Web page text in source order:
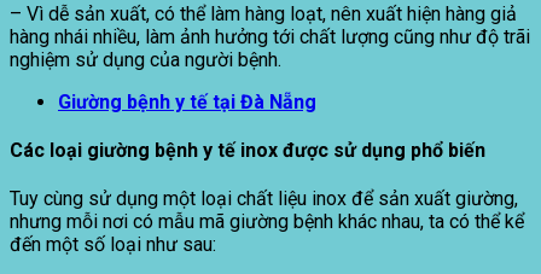
– Vì dễ sản xuất, có thể làm hàng loạt, nên xuất hiện hàng giả
hàng nhái nhiều, làm ảnh hưởng tới chất lượng cũng như độ trãi
nghiệm sử dụng của người bệnh.
Giường bệnh y tế tại Đà Nẵng
Các loại giường bệnh y tế inox được sử dụng phổ biến
Tuy cùng sử dụng một loại chất liệu inox để sản xuất giường,
nhưng mỗi nơi có mẫu mã giường bệnh khác nhau, ta có thể kể
đến một số loại như sau: